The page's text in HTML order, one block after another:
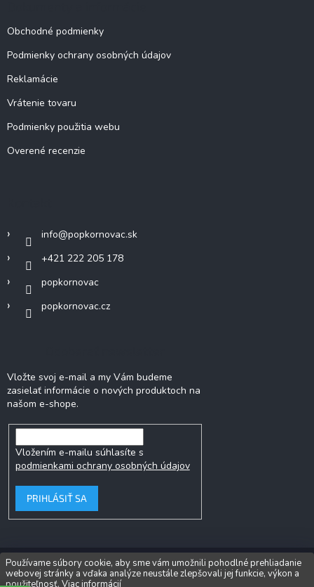
Používame súbory cookie, aby sme vám umožnili pohodlné prehliadanie
webovej stránky a vďaka analýze neustále zlepšovali jej funkcie, výkon a
použiteľnosť. Viac informácií
Obchodné podmienky
Podmienky ochrany osobných údajov
Reklamácie
Vrátenie tovaru
Podmienky použitia webu
Overené recenzie
info@popkornovac.sk
+421 222 205 178
popkornovac
popkornovac.cz
Vložte svoj e-mail a my Vám budeme
zasielať informácie o nových produktoch na
našom e-shope.
Vložením e-mailu súhlasíte s
podmienkami ochrany osobných údajov
PRIHLÁSIŤ SA
Copyright 2026Popkornovač.sk. Všetky práva vyhradené.Upraviť